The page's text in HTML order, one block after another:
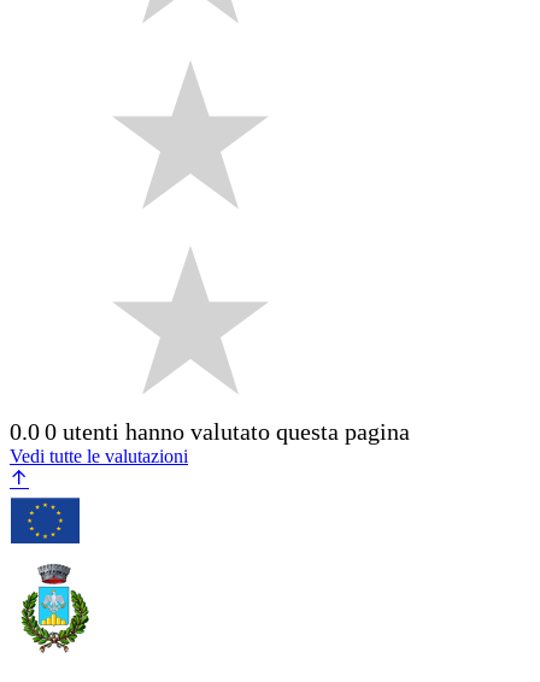
0.00 utenti hanno valutato questa pagina
Vedi tutte le valutazioni